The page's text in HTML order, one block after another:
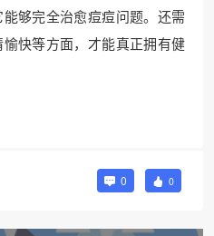
够完全治愈痘痘问题。还需
快等方面，才能真正拥有健
0 0